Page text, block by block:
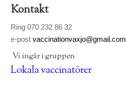
Kontakt
Ring 070 232 86 32
e-postvaccinationvaxjo@gmail.com
Vi ingår i gruppen
Lokala vaccinatörer